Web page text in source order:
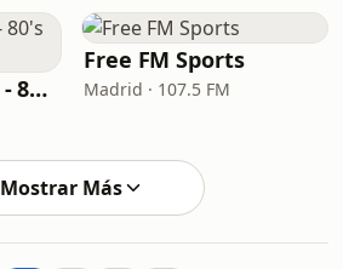
PlexusRadio.com - 80's Channel
Free FM Sports
Madrid · 107.5 FM
Mostrar Más